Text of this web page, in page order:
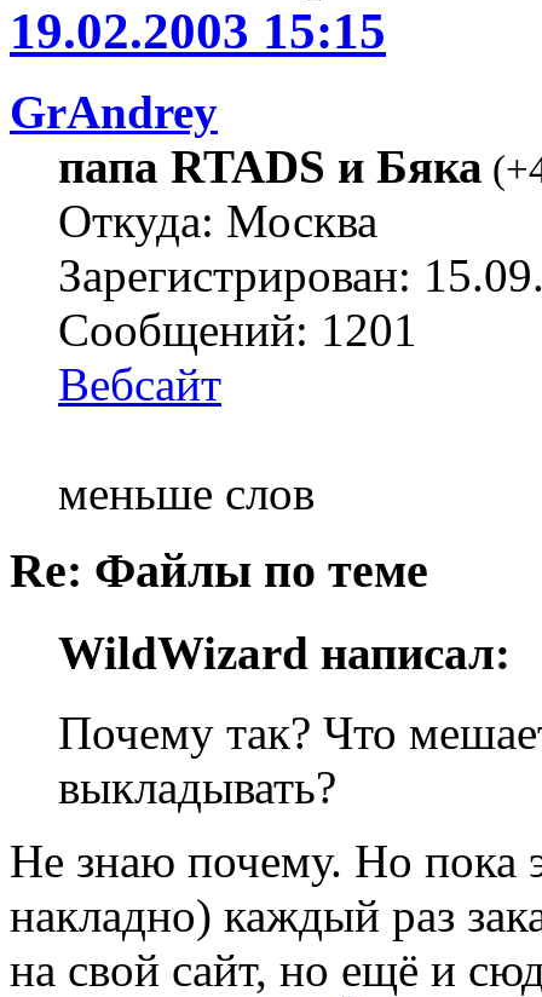
19.02.2003 15:15
GrAndrey
папа RTADS и Бяка (
Откуда: Москва
Зарегистрирован:
Сообщений: 1201
Вебсайт
меньше слов
Re: Файлы по теме
WildWizard написал:
Почему так? Что
выкладывать?
Не знаю почему. Но пока
накладно) каждый раз
на свой сайт, но ещё и